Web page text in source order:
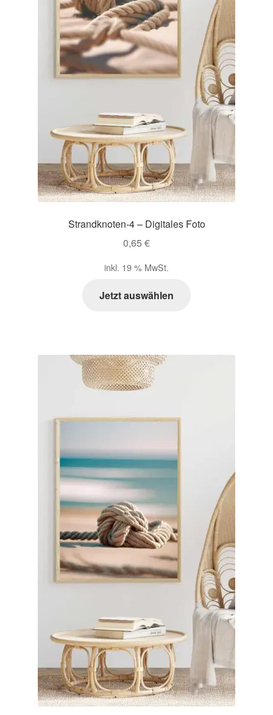
Strandknoten-4 – Digitales Foto
0,65 €
inkl. 19 % MwSt.
Jetzt auswählen